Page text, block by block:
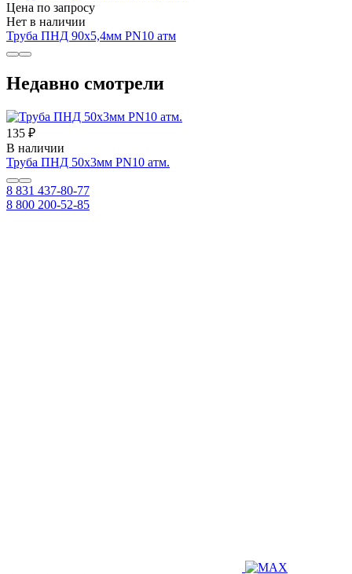
Цена по запросу
Нет в наличии
Труба ПНД 90х5,4мм PN10 атм
Недавно смотрели
135 ₽
В наличии
Труба ПНД 50х3мм PN10 атм.
8 831 437-80-77
8 800 200-52-85